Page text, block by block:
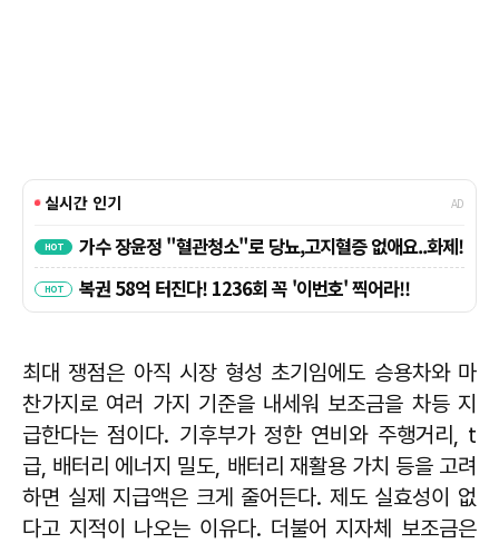
최대 쟁점은 아직 시장 형성 초기임에도 승용차와 마
찬가지로 여러 가지 기준을 내세워 보조금을 차등 지
급한다는 점이다. 기후부가 정한 연비와 주행거리, t
급, 배터리 에너지 밀도, 배터리 재활용 가치 등을 고려
하면 실제 지급액은 크게 줄어든다. 제도 실효성이 없
다고 지적이 나오는 이유다. 더불어 지자체 보조금은